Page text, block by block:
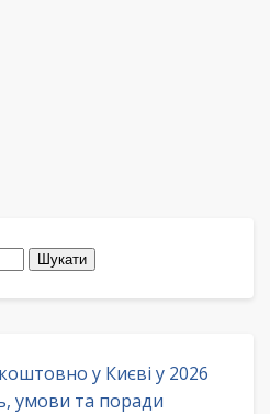
у Києві у 2026
умови та поради